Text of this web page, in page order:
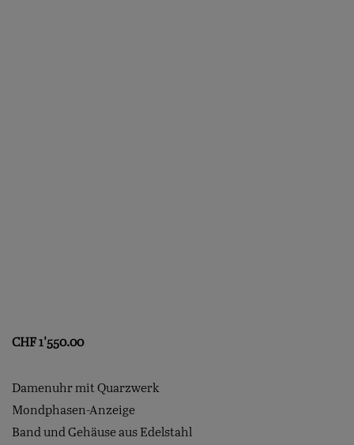
CHF1'550.00
Damenuhr mit Quarzwerk
Mondphasen-Anzeige
Band und Gehäuse aus Edelstahl